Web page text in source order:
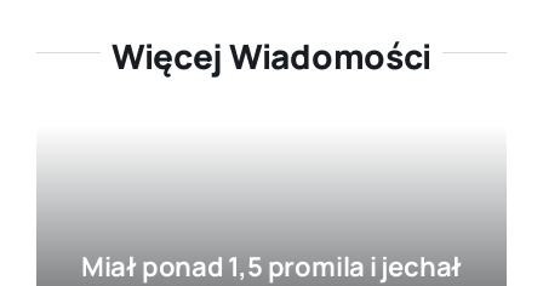
Więcej Wiadomości
Miał ponad 1,5 promila i jechał